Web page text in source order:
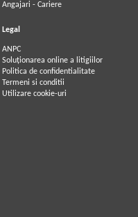
Angajari - Cariere
Legal
ANPC
Soluționarea online a litigiilor
Politica de confidentialitate
Termeni si conditii
Utilizare cookie-uri